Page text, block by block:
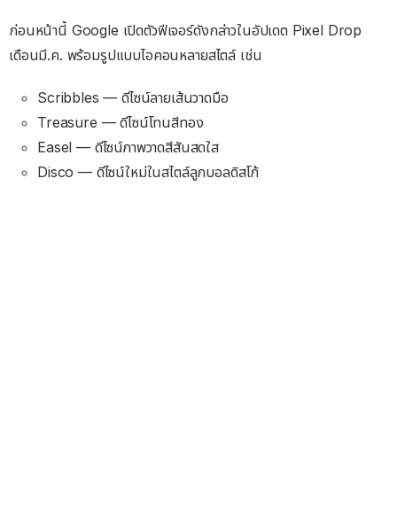
ก่อนหน้านี้ Google เปิดตัวฟีเจอร์ดังกล่าวในอัปเดต Pixel Drop
เดือนมี.ค. พร้อมรูปแบบไอคอนหลายสไตล์ เช่น
Scribbles — ดีไซน์ลายเส้นวาดมือ
Treasure — ดีไซน์โทนสีทอง
Easel — ดีไซน์ภาพวาดสีสันสดใส
Disco — ดีไซน์ใหม่ในสไตล์ลูกบอลดิสโก้